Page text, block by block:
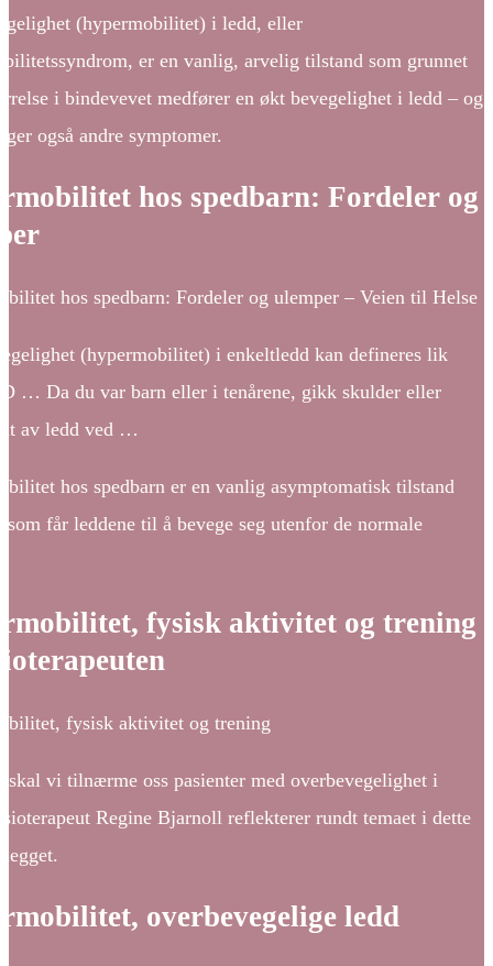
(hypermobilitet) i ledd, eller
er en vanlig, arvelig tilstand som grunnet
i bindevevet medfører en økt bevegelighet i ledd – og
også andre symptomer.
hos spedbarn: Fordeler og
hos spedbarn: Fordeler og ulemper – Veien til Helse
(hypermobilitet) i enkeltledd kan defineres lik
… Da du var barn eller i tenårene, gikk skulder eller
av ledd ved …
hos spedbarn er en vanlig asymptomatisk tilstand
som får leddene til å bevege seg utenfor de normale
fysisk aktivitet og trening
fysisk aktivitet og trening
skal vi tilnærme oss pasienter med overbevegelighet i
Regine Bjarnoll reflekterer rundt temaet i dette
overbevegelige ledd